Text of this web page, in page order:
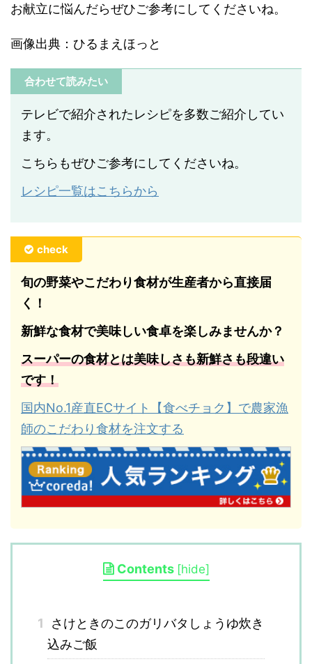
お献立に悩んだらぜひご参考にしてくださいね。
画像出典：ひるまえほっと
合わせて読みたい
テレビで紹介されたレシピを多数ご紹介してい
ます。
こちらもぜひご参考にしてくださいね。
レシピ一覧はこちらから
check
旬の野菜やこだわり食材が生産者から直接届
く！
新鮮な食材で美味しい食卓を楽しみませんか？
スーパーの食材とは美味しさも新鮮さも段違い
です！
国内No.1産直ECサイト【食べチョク】で農家漁
師のこだわり食材を注文する
Contents [hide]
1
さけときのこのガリバタしょうゆ炊き
込みご飯